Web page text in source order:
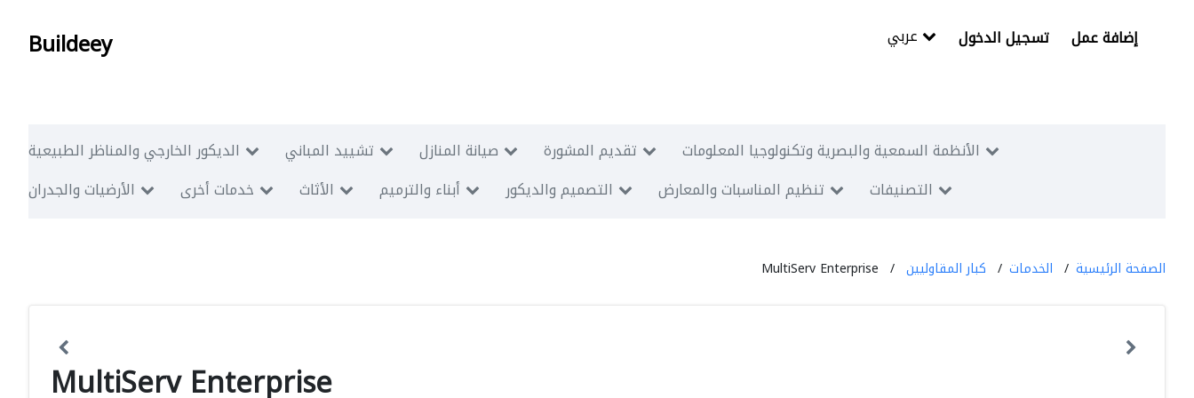
Buildeey تسجيل الدخول إضافة عمل
الديكور الخارجي والمناظر الطبيعية تشييد المباني صيانة المنازل تقديم المشورة
الأنظمة السمعية والبصرية وتكنولوجيا المعلومات
الأرضيات والجدران
خدمات أخرى الأثاث أبناء والترميم التصميم والديكور تنظيم المناسبات والمعارض التصنيفات
الصفحة الرئيسية الخدمات كبار المقاوليين MultiServ Enterprise
MultiServ Enterprise